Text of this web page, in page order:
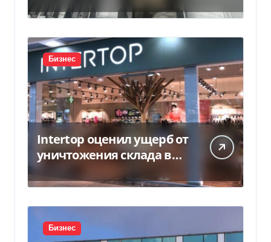
Бизнес
Intertop оценил ущерб от
уничтожения склада в
450 млн грн
Бизнес